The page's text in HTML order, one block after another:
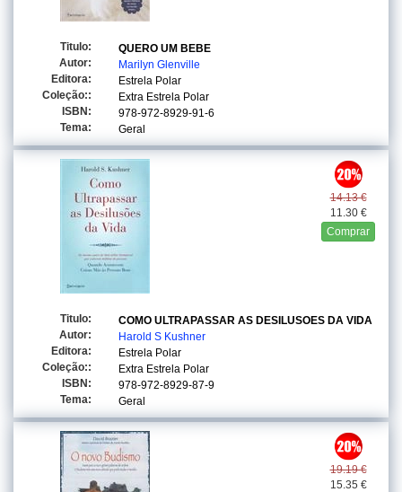
Titulo:
QUERO UM BEBE
Autor:
Marilyn Glenville
Editora:
Estrela Polar
Coleção::
Extra Estrela Polar
ISBN:
978-972-8929-91-6
Tema:
Geral
14.13 €
11.30 €
Comprar
Titulo:
COMO ULTRAPASSAR AS DESILUSOES DA VIDA
Autor:
Harold S Kushner
Editora:
Estrela Polar
Coleção::
Extra Estrela Polar
ISBN:
978-972-8929-87-9
Tema:
Geral
19.19 €
15.35 €